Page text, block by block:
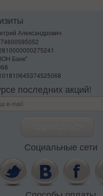
Александрович
Банк"
последних акций!
Социальные сети